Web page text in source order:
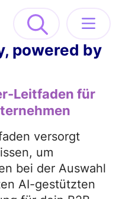
powered by
Leitfaden für
versorgt
um
bei der Auswahl
AI-gestützten